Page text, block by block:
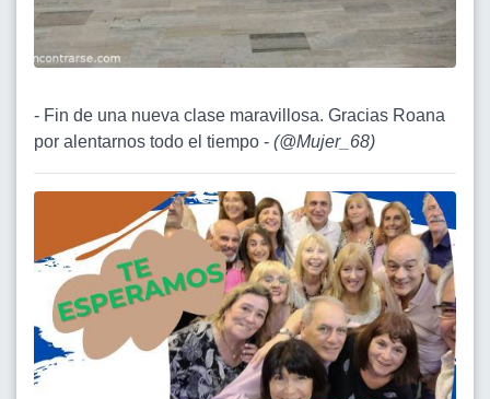
- Fin de una nueva clase maravillosa. Gracias Roana
por alentarnos todo el tiempo - (@Mujer_68)